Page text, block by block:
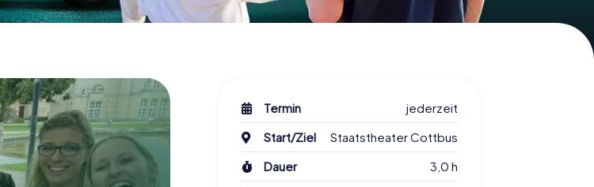
Termin
jederzeit
Start/Ziel
Staatstheater Cottbus
Dauer
3,0 h